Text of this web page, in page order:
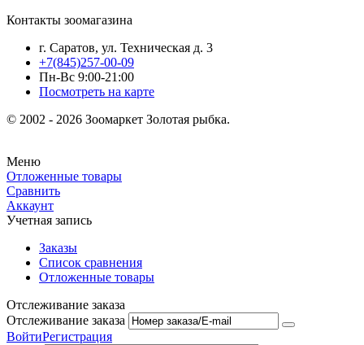
Контакты зоомагазина
г. Саратов, ул. Техническая д. 3
+7(845)257-00-09
Пн-Вс 9:00-21:00
Посмотреть на карте
© 2002 - 2026 Зоомаркет Золотая рыбка.
Меню
Отложенные товары
Сравнить
Аккаунт
Учетная запись
Заказы
Список сравнения
Отложенные товары
Отслеживание заказа
Отслеживание заказа
ВойтиРегистрация